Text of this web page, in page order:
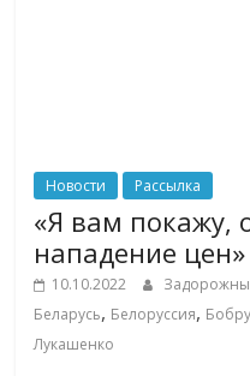
Новости Рассылка
«Я вам покажу,
нападение цен»
10.10.2022
Беларусь, Белоруссия,
Лукашенко